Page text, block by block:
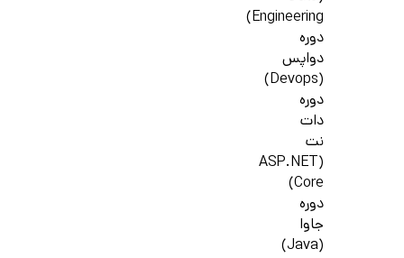
Engineering)
دوره
دواپس
(Devops)
دوره
دات
نت
(ASP.NET
Core)
دوره
جاوا
(Java)